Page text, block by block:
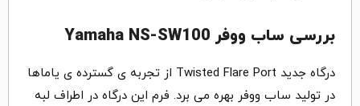
بررسی ساب ووفر Yamaha NS-SW100
درگاه جدید Twisted Flare Port از تجربه ی گسترده ی یاماها
در تولید ساب ووفر بهره می برد. فرم این درگاه در اطراف لبه